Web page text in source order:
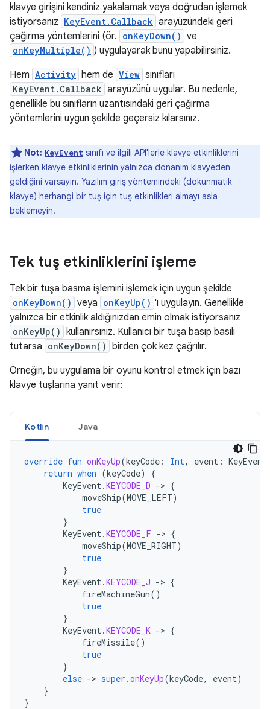
klavye girişini kendiniz yakalamak veya doğrudan işlemek
istiyorsanız KeyEvent.Callback arayüzündeki geri
çağırma yöntemlerini (ör. onKeyDown() ve
onKeyMultiple() ) uygulayarak bunu yapabilirsiniz.
Hem Activity hem de View sınıfları
KeyEvent.Callback arayüzünü uygular. Bu nedenle,
genellikle bu sınıfların uzantısındaki geri çağırma
yöntemlerini uygun şekilde geçersiz kılarsınız.
Not: KeyEvent sınıfı ve ilgili API'lerle klavye etkinliklerini
işlerken klavye etkinliklerinin yalnızca donanım klavyeden
geldiğini varsayın. Yazılım giriş yöntemindeki (dokunmatik
klavye) herhangi bir tuş için tuş etkinlikleri almayı asla
beklemeyin.
Tek tuş etkinliklerini işleme
Tek bir tuşa basma işlemini işlemek için uygun şekilde
onKeyDown() veya onKeyUp() 'ı uygulayın. Genellikle
yalnızca bir etkinlik aldığınızdan emin olmak istiyorsanız
onKeyUp() kullanırsınız. Kullanıcı bir tuşa basıp basılı
tutarsa onKeyDown() birden çok kez çağrılır.
Örneğin, bu uygulama bir oyunu kontrol etmek için bazı
klavye tuşlarına yanıt verir:
Kotlin Java
override fun onKeyUp(keyCode : Int, event : KeyEvent
return when (keyCode)
{
KeyEvent.KEYCODE_D -> {
moveShip(MOVE_LEFT)
true
}
KeyEvent.KEYCODE_F -> {
moveShip(MOVE_RIGHT)
true
}
KeyEvent.KEYCODE_J -> {
fireMachineGun()
true
}
KeyEvent.KEYCODE_K -> {
fireMissile()
true
}
else -> super .onKeyUp(keyCode, event)
}
}